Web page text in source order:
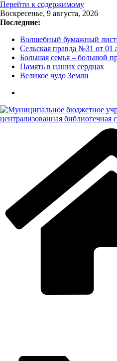
Перейти к содержимому
Воскресенье, 9 августа, 2026
Последние:
Волшебный бумажный
Сельская правда №31 от 01
Большая семья – большой
Память в наших сердцах
Великое чудо Земли